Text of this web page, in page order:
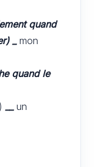
quand
mon
quand le
un